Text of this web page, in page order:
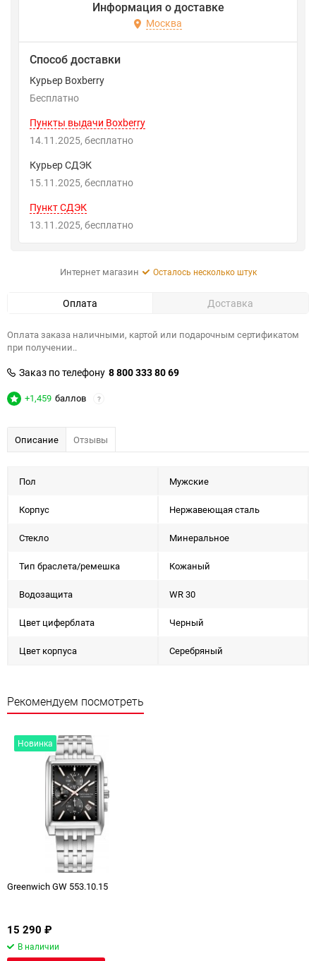
Информация о доставке
Москва
Способ доставки
Курьер Boxberry
Бесплатно
Пункты выдачи Boxberry
14.11.2025
Бесплатно
Курьер СДЭК
15.11.2025
Бесплатно
Пункт СДЭК
13.11.2025
Бесплатно
Интернет магазин Осталось несколько штук
Оплата Доставка
Оплата заказа наличными, картой или подарочным сертификатом
при получении..
Заказ по телефону 8 800 333 80 69
+1,459 баллов ?
Описание Отзывы
Пол Мужские
Корпус Нержавеющая сталь
Стекло Минеральное
Тип браслета/ремешка Кожаный
Водозащита WR 30
Цвет циферблата Черный
Цвет корпуса Серебряный
Рекомендуем посмотреть
Новинка
Greenwich GW 553.10.15
15 290 ₽
В наличии